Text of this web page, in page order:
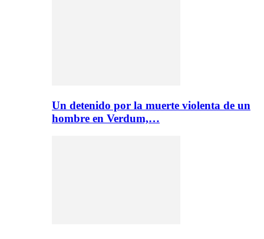
Un detenido por la muerte violenta de un
hombre en Verdum,…